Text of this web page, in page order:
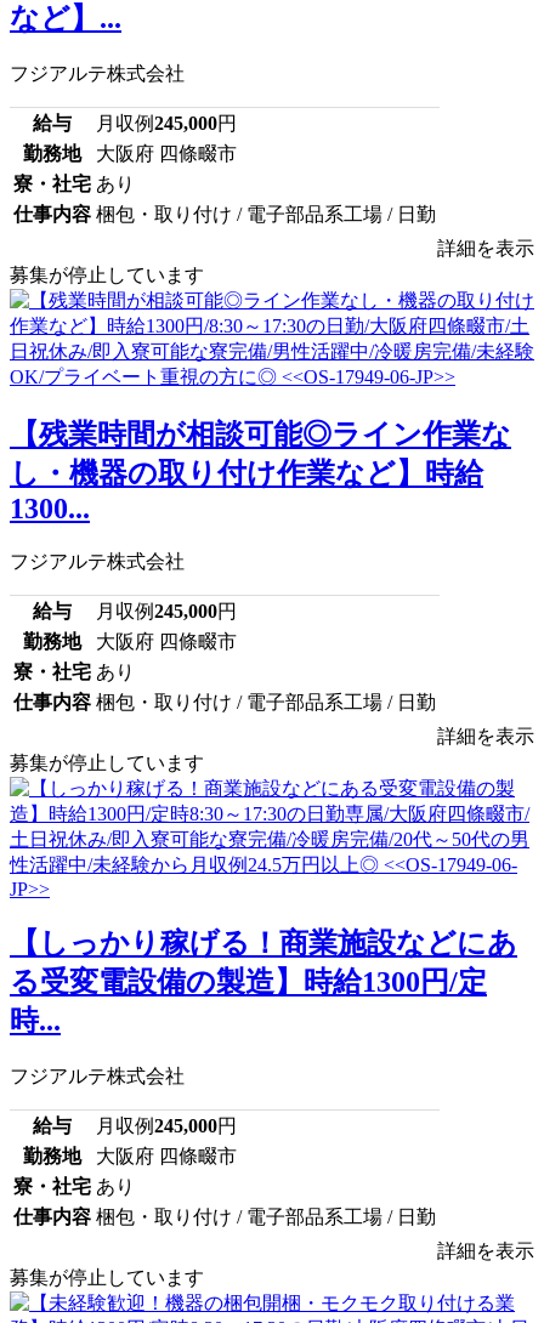
など】...
フジアルテ株式会社
給与 月収例245,000円
勤務地
大阪府 四條畷市
寮・社宅 あり
仕事内容 梱包・取り付け / 電子部品系工場 / 日勤
詳細を表示
募集が停止しています
【残業時間が相談可能◎ライン作業な
し・機器の取り付け作業など】時給
1300...
フジアルテ株式会社
給与 月収例245,000円
勤務地
大阪府 四條畷市
寮・社宅 あり
仕事内容 梱包・取り付け / 電子部品系工場 / 日勤
詳細を表示
募集が停止しています
【しっかり稼げる！商業施設などにあ
る受変電設備の製造】時給1300円/定
時...
フジアルテ株式会社
給与 月収例245,000円
勤務地
大阪府 四條畷市
寮・社宅 あり
仕事内容 梱包・取り付け / 電子部品系工場 / 日勤
詳細を表示
募集が停止しています